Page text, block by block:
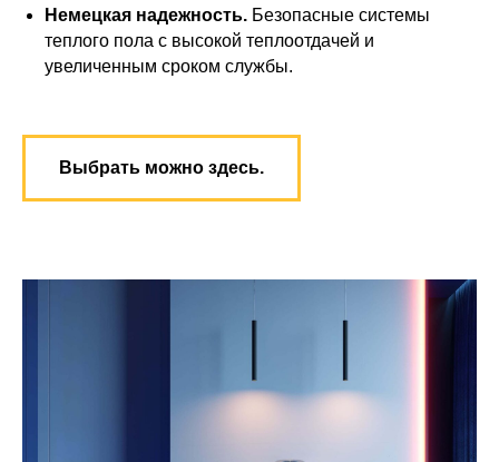
Немецкая надежность. Безопасные системы
теплого пола с высокой теплоотдачей и
увеличенным сроком службы.
Выбрать можно здесь.